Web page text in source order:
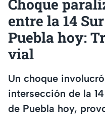
Choque
entre la 14
Puebla hoy:
vial
Un choque
intersección de la
de Puebla hoy,